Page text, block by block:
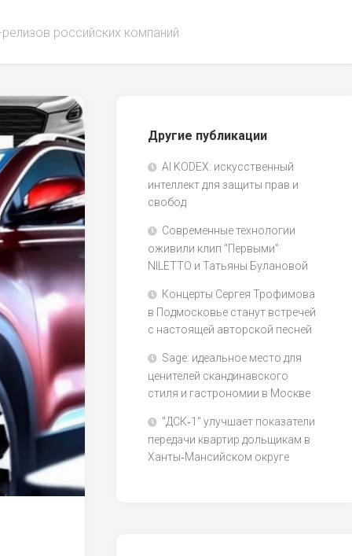
российских компаний
Другие публикации
AI KODEX: искусственный
интеллект для защиты прав и
свобод
Современные технологии
оживили клип "Первыми"
NILETTO и Татьяны Булановой
Концерты Сергея Трофимова
в Подмосковье станут встречей
с настоящей авторской песней
Sage: идеальное место для
ценителей скандинавского
стиля и гастрономии в Москве
"ДСК‑1" улучшает показатели
передачи квартир дольщикам в
Ханты‑Мансийском округе